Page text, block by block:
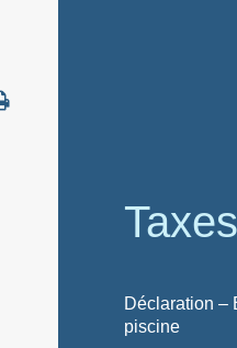
Taxes
Déclaration –
piscine